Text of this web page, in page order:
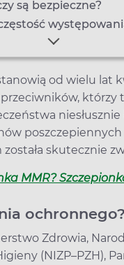
są bezpieczne?
od wielu lat
którzy
skutecznie
MMR?
ochronnego?
Zdrowia,
(NIZP–PZH),